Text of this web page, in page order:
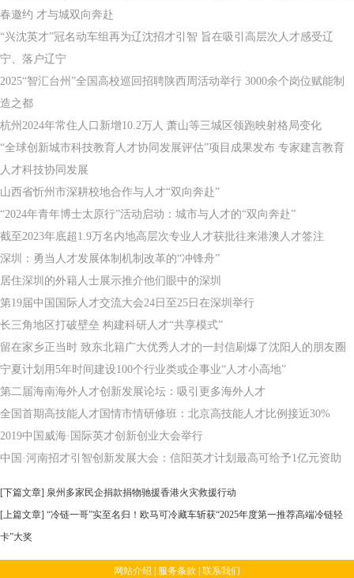
春邀约 才与城双向奔赴
“兴沈英才”冠名动车组再为辽沈招才引智 旨在吸引高层次人才感受辽
宁、落户辽宁
2025“智汇台州”全国高校巡回招聘陕西周活动举行 3000余个岗位赋能制
造之都
杭州2024年常住人口新增10.2万人 萧山等三城区领跑映射格局变化
“全球创新城市科技教育人才协同发展评估”项目成果发布 专家建言教育
人才科技协同发展
山西省忻州市深耕校地合作与人才“双向奔赴”
“2024年青年博士太原行”活动启动：城市与人才的“双向奔赴”
截至2023年底超1.9万名内地高层次专业人才获批往来港澳人才签注
深圳：勇当人才发展体制机制改革的“冲锋舟”
居住深圳的外籍人士展示推介他们眼中的深圳
第19届中国国际人才交流大会24日至25日在深圳举行
长三角地区打破壁垒 构建科研人才“共享模式”
留在家乡正当时 致东北籍广大优秀人才的一封信刷爆了沈阳人的朋友圈
宁夏计划用5年时间建设100个行业类或企事业“人才小高地”
第二届海南海外人才创新发展论坛：吸引更多海外人才
全国首期高技能人才国情市情研修班：北京高技能人才比例接近30%
2019中国威海·国际英才创新创业大会举行
中国·河南招才引智创新发展大会：信阳英才计划最高可给予1亿元资助
[下篇文章] 泉州多家民企捐款捐物驰援香港火灾救援行动
[上篇文章] “冷链一哥”实至名归！欧马可冷藏车斩获“2025年度第一推荐高端冷链轻
卡”大奖
网站介绍 服务条款 联系我们